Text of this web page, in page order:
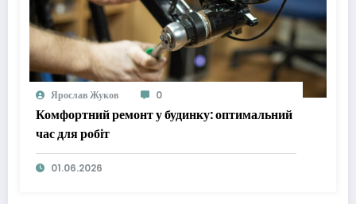
Ярослав Жуков 0
Комфортний ремонт у будинку: оптимальний
час для робіт
01.06.2026